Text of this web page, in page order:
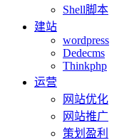
Shell脚本
建站
wordpress
Dedecms
Thinkphp
运营
网站优化
网站推广
策划盈利